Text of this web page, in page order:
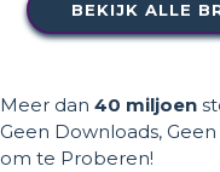
BEKIJK ALLE
Meer dan 40 miljoen
Geen Downloads,
om te Proberen!